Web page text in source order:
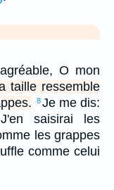
O mon
taille ressemble
8Je me dis:
saisirai les
les grappes
comme celui